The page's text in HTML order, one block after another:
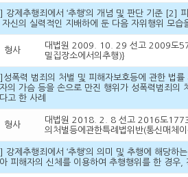
강제추행죄에서 ‘추행’의 개념 및 판단 기준 [2]
자신의 실력적인 지배하에 둔 다음 자위행위 모습
형사
대법원 2009. 10. 29 선고 2009도
밀집장소에서의추행)}
성폭력 범죄의 처벌 및 피해자보호등에 관한 법
의 가슴 등을 손으로 만진 행위가 성폭력범죄의
고 한 사례
형사
대법원 2018. 2. 8 선고 2016도
의처벌등에관한특례법위반(통신매체
강제추행죄에서 ‘추행’의 의미 및 추행에 해당하
피해자의 신체를 이용하여 추행행위를 한 경우